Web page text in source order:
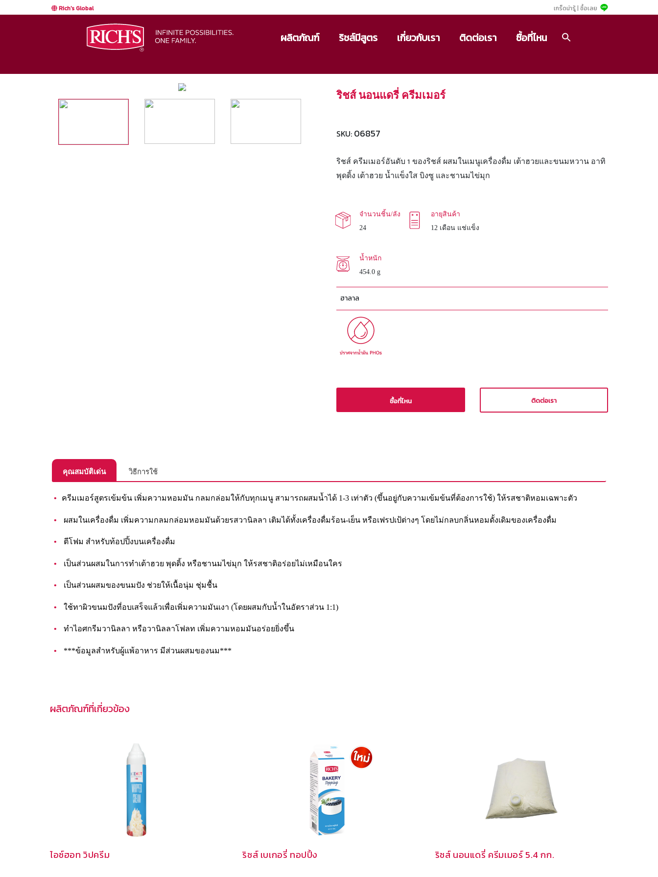
Rich's Global เกร็ดน่ารู้ | ซื้อเลย
ผลิตภัณฑ์ ริชส์มีสูตร เกี่ยวกับเรา ติดต่อเรา ซื้อที่ไหน
ริชส์ นอนแดรี่ ครีมเมอร์
SKU: 06857
ริชส์ ครีมเมอร์อันดับ 1 ของริชส์ ผสมในเมนูเครื่องดื่ม เต้าฮวยและขนมหวาน อาทิ
พุดดิ้ง เต้าฮวย น้ำแข็งใส บิงซู และชานมไข่มุก
จำนวนชิ้น/ลัง
24
อายุสินค้า
12 เดือน แช่แข็ง
น้ำหนัก
454.0 g
ฮาลาล
ซื้อที่ไหน ติดต่อเรา
คุณสมบัติเด่น วิธีการใช้
ครีมเมอร์สูตรเข้มข้น เพิ่มความหอมมัน กลมกล่อมให้กับทุกเมนู สามารถผสมน้ำได้ 1-3 เท่าตัว (ขึ้นอยู่กับความเข้มข้นที่ต้องการใช้) ให้รสชาติหอมเฉพาะตัว
ผสมในเครื่องดื่ม เพิ่มความกลมกล่อมหอมมันด้วยรสวานิลลา เติมได้ทั้งเครื่องดื่มร้อน-เย็น หรือเฟรปเป้ต่างๆ โดยไม่กลบกลิ่นหอมดั้งเดิมของเครื่องดื่ม
ตีโฟม สำหรับท้อปปิ้งบนเครื่องดื่ม
เป็นส่วนผสมในการทำเต้าฮวย พุดดิ้ง หรือชานมไข่มุก ให้รสชาติอร่อยไม่เหมือนใคร
เป็นส่วนผสมของขนมปัง ช่วยให้เนื้อนุ่ม ชุ่มชื้น
ใช้ทาผิวขนมปังที่อบเสร็จแล้วเพื่อเพิ่มความมันเงา (โดยผสมกับน้ำในอัตราส่วน 1:1)
ทำไอศกรีมวานิลลา หรือวานิลลาโฟลท เพิ่มความหอมมันอร่อยยิ่งขึ้น
***ข้อมูลสำหรับผู้แพ้อาหาร มีส่วนผสมของนม***
ผลิตภัณฑ์ที่เกี่ยวข้อง
ไอซ์ฮอท วิปครีม ริชส์ เบเกอรี่ ทอปปิ้ง ริชส์ นอนแดรี่ ครีมเมอร์ 5.4 กก.